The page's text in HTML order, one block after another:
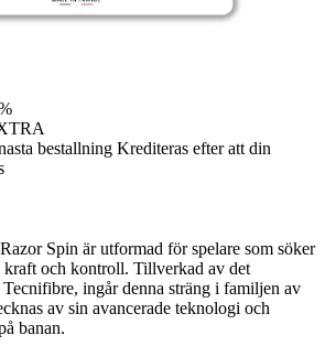
bestallning Krediteras efter att din
Spin är utformad för spelare som söker
kraft och kontroll. Tillverkad av det
ingår denna sträng i familjen av
av sin avancerade teknologi och
banan.